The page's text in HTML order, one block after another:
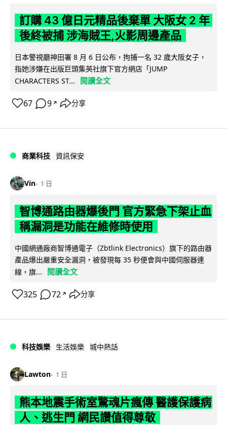
訂購 43 億日元精品後棄單 大阪女 2 年
後終被捕 涉海賊王,火影周邊產品
日本警視廳神田署 8 月 6 日公布，拘捕一名 32 歲大阪女子，
指她涉嫌在出版巨頭集英社旗下官方網店「JUMP
CHARACTERS ST...
閱讀全文
67 9 ↗ 分享
商業科技 資訊保安
Vin 1 日
智博通路由器爆後門 官方緊急下架止血
稱漏洞是功能在維修時使用
中國網通廠商智博通電子（Zbtlink Electronics）旗下的路由器
產品爆出嚴重安全漏洞，被發現每 35 秒便會與中國伺服器連
線，旗...
閱讀全文
325 72 ↗ 分享
科技娛樂 生活娛樂 城中熱話
Lawton 1 日
熊本地震手術室驚魂片瘋傳 醫護保護病
人、逃生門 網民讚值得尊敬